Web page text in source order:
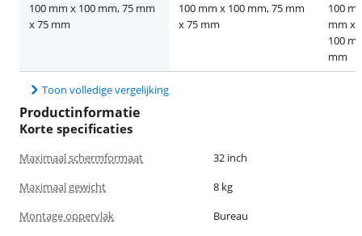
100 mm x 100 mm, 75 mm
x 75 mm
100 mm x 100 mm, 75 mm
x 75 mm
100
mm x
100
mm
Toon volledige vergelijking
Productinformatie
Korte specificaties
Maximaal schermformaat
32 inch
Maximaal gewicht
8 kg
Montage oppervlak
Bureau